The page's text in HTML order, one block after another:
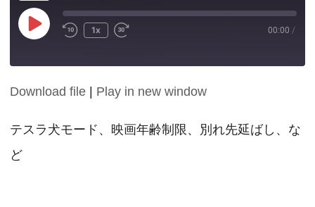
Play
Episode
1x 00:00 /
SHARE
LINK
Download file Play in new window
テスラ犬モード、映画年齢制限、別れ先延ばし、な
ど